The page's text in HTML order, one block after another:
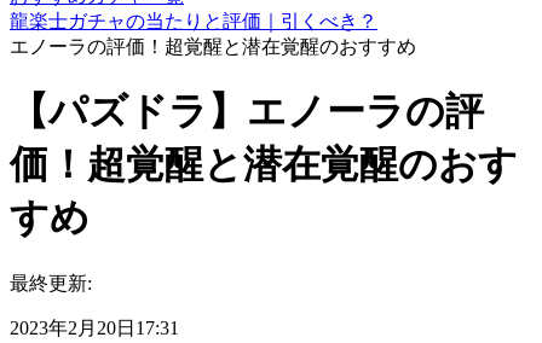
龍楽士ガチャの当たりと評価｜引くべき？
エノーラの評価！超覚醒と潜在覚醒のおすすめ
【パズドラ】エノーラの評
価！超覚醒と潜在覚醒のおす
すめ
最終更新:
2023年2月20日17:31